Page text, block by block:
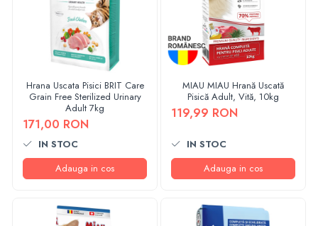
Hrana Uscata Pisici BRIT Care
Grain Free Sterilized Urinary
Adult 7kg
171,00 RON
IN STOC
Adauga in cos
MIAU MIAU Hrană Uscată
Pisică Adult, Vită, 10kg
119,99 RON
IN STOC
Adauga in cos